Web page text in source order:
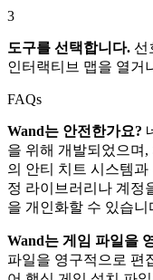
3
도구를 선택합니다. 선
인터랙티브 맵을 열거
FAQs
Wand는 안전한가요?
을 위해 개발되었으며,
의 안티 치트 시스템
정 라이브러리나 계정
을 개인화할 수 있습니
Wand는 게임 파일을
파일을 영구적으로 편